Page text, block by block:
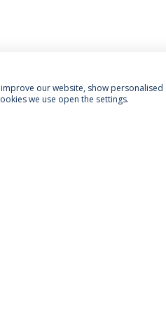
our website, show
we use open the settings.